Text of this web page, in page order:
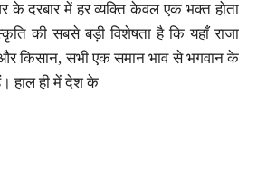
के दरबार में हर व्यक्ति केवल एक भक्त होता
की सबसे बड़ी विशेषता है कि यहाँ राजा
किसान, सभी एक समान भाव से भगवान के
हाल ही में देश के